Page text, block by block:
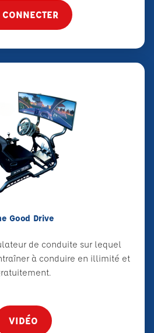
CONNECTER
Good Drive
de conduite sur lequel
à conduire en illimité et
VIDÉO